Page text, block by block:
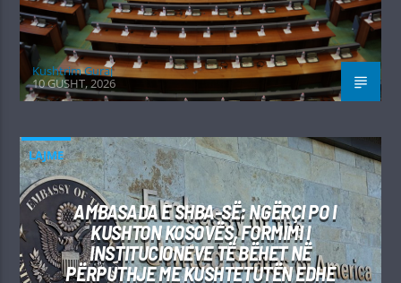
Kushtrim Guraj
10 GUSHT, 2026
LAJME
AMBASADA E SHBA-SË: NGËRÇI PO I
KUSHTON KOSOVËS, FORMIMI I
INSTITUCIONEVE TË BËHET NË
PËRPUTHJE ME KUSHTETUTËN EDHE